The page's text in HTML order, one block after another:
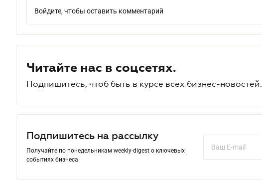
Войдите, чтобы оставить комментарий
Читайте нас в соцсетях.
Подпишитесь, чтоб быть в курсе всех бизнес-новостей.
Подпишитесь на рассылку
Получайте по понедельникам weekly-digest о ключевых
событиях бизнеса